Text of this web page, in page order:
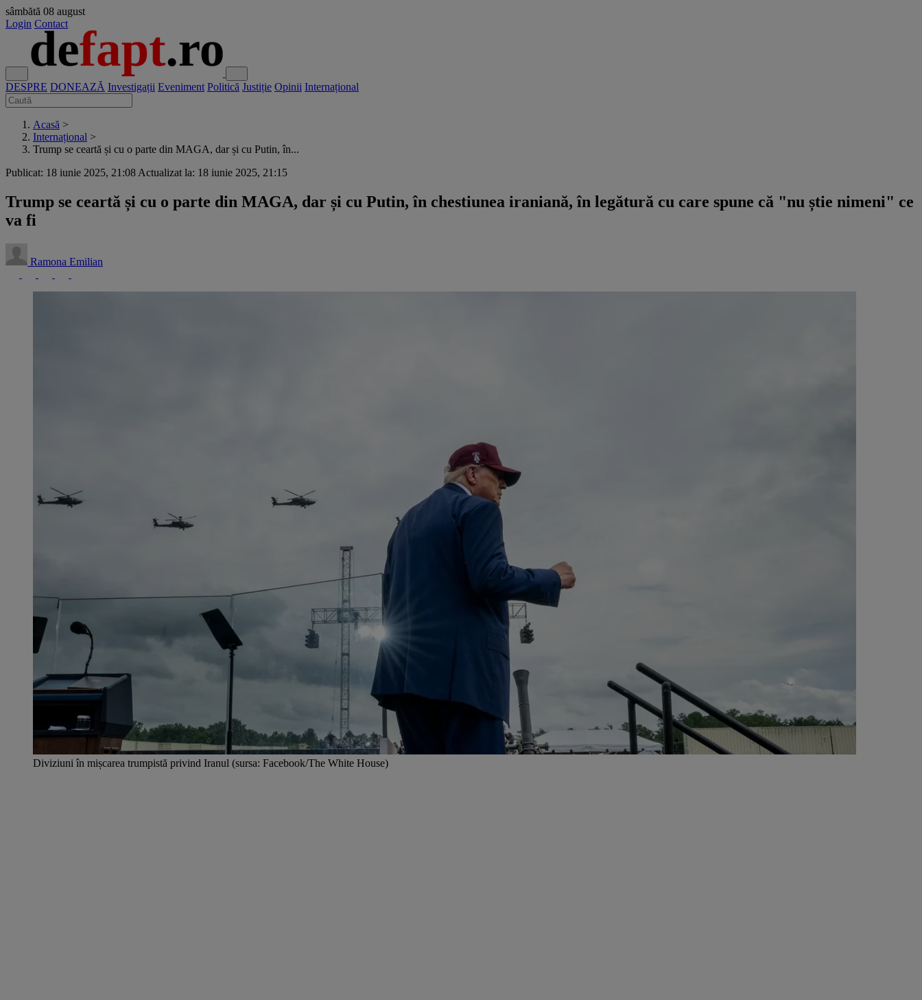
sâmbătă 08 august
Login Contact
DESPRE DONEAZĂ Investigații Eveniment Politică Justiție Opinii Internațional
Acasă >
Internațional >
Trump se ceartă și cu o parte din MAGA, dar și cu Putin, în...
Publicat: 18 iunie 2025, 21:08 Actualizat la: 18 iunie 2025, 21:15
Trump se ceartă și cu o parte din MAGA, dar și cu Putin, în chestiunea iraniană, în legătură cu care spune că "nu știe nimeni" ce
va fi
Ramona Emilian
Diviziuni în mișcarea trumpistă privind Iranul (sursa: Facebook/The White House)